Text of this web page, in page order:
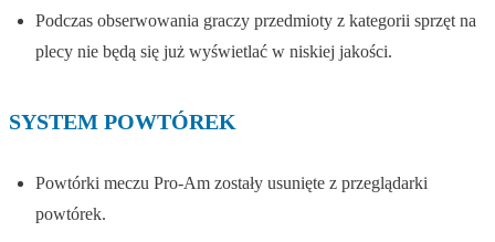
Podczas obserwowania graczy przedmioty z kategorii sprzęt na
plecy nie będą się już wyświetlać w niskiej jakości.
SYSTEM POWTÓREK
Powtórki meczu Pro-Am zostały usunięte z przeglądarki
powtórek.